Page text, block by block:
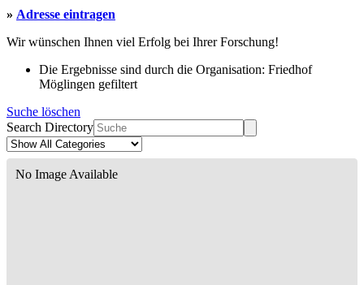
» Adresse eintragen
Wir wünschen Ihnen viel Erfolg bei Ihrer Forschung!
Die Ergebnisse sind durch die Organisation: Friedhof
Möglingen gefiltert
Suche löschen
Search Directory
No Image Available